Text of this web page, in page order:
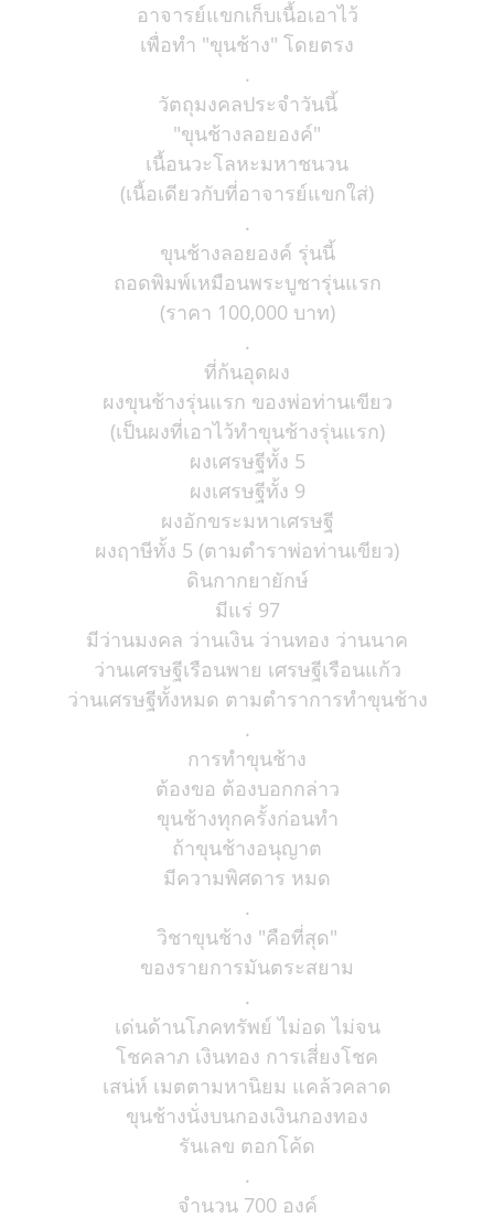
อาจารย์แขกเก็บเนื้อเอาไว้
เพื่อทำ "ขุนช้าง" โดยตรง
.
วัตถุมงคลประจำวันนี้
"ขุนช้างลอยองค์"
เนื้อนวะโลหะมหาชนวน
(เนื้อเดียวกับที่อาจารย์แขกใส่)
.
ขุนช้างลอยองค์ รุ่นนี้
ถอดพิมพ์เหมือนพระบูชารุ่นแรก
(ราคา 100,000 บาท)
.
ที่ก้นอุดผง
ผงขุนช้างรุ่นแรก ของพ่อท่านเขียว
(เป็นผงที่เอาไว้ทำขุนช้างรุ่นแรก)
ผงเศรษฐีทั้ง 5
ผงเศรษฐีทั้ง 9
ผงอักขระมหาเศรษฐี
ผงฤาษีทั้ง 5 (ตามตำราพ่อท่านเขียว)
ดินกากยายักษ์
มีแร่ 97
มีว่านมงคล ว่านเงิน ว่านทอง ว่านนาค
ว่านเศรษฐีเรือนพาย เศรษฐีเรือนแก้ว
ว่านเศรษฐีทั้งหมด ตามตำราการทำขุนช้าง
.
การทำขุนช้าง
ต้องขอ ต้องบอกกล่าว
ขุนช้างทุกครั้งก่อนทำ
ถ้าขุนช้างอนุญาต
มีความพิศดาร หมด
.
วิชาขุนช้าง "คือที่สุด"
ของรายการมันตระสยาม
.
เด่นด้านโภคทรัพย์ ไม่อด ไม่จน
โชคลาภ เงินทอง การเสี่ยงโชค
เสน่ห์ เมตตามหานิยม แคล้วคลาด
ขุนช้างนั่งบนกองเงินกองทอง
รันเลข ตอกโค้ด
.
จำนวน 700 องค์